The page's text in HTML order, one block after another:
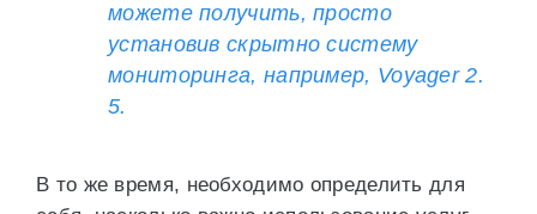
можете получить, просто
установив скрытно систему
мониторинга, например, Voyager 2.
5.
В то же время, необходимо определить для